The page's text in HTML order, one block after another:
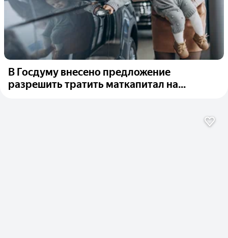
В Госдуму внесено предложение
разрешить тратить маткапитал на...